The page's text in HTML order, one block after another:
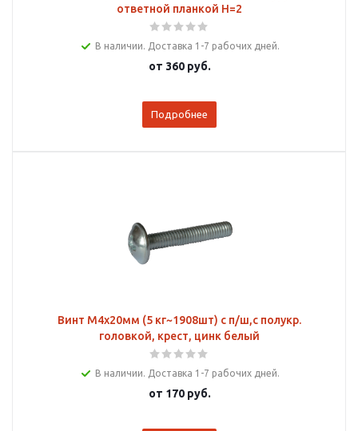
ответной планкой H=2
В наличии. Доставка 1-7 рабочих дней.
от 360 руб.
Подробнее
Винт М4х20мм (5 кг~1908шт) с п/ш,с полукр.
головкой, крест, цинк белый
В наличии. Доставка 1-7 рабочих дней.
от 170 руб.